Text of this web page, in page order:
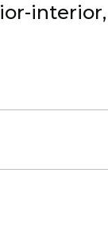
interior,